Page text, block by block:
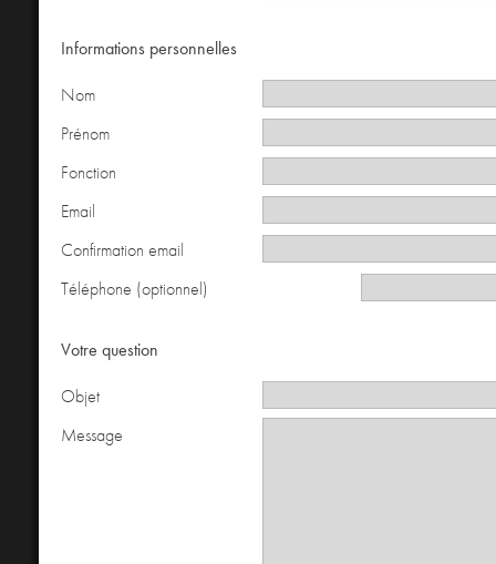
Informations personnelles
Nom
Prénom
Fonction
Email
Confirmation email
Téléphone (optionnel)
Votre question
Objet
Message